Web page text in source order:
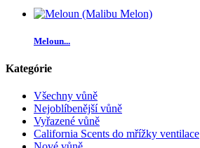
Meloun...
Kategórie
Všechny vůně
Nejoblíbenější vůně
Vyřazené vůně
California Scents do mřížky ventilace